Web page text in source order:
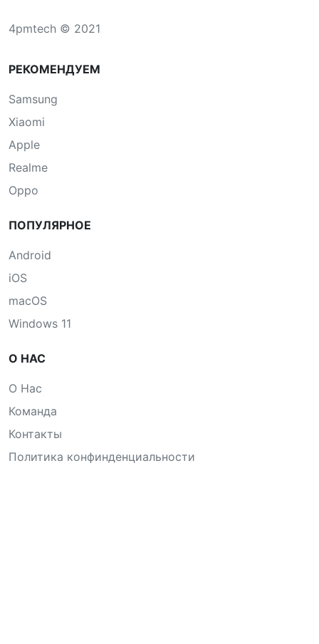
4pmtech © 2021
РЕКОМЕНДУЕМ
Samsung
Xiaomi
Apple
Realme
Oppo
ПОПУЛЯРНОЕ
Android
iOS
macOS
Windows 11
О НАС
О Нас
Команда
Контакты
Политика конфинденциальности